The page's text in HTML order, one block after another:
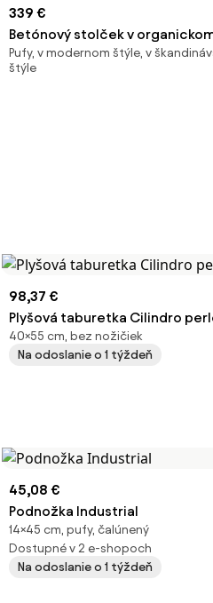
339 €
Betónový stolček v
Staffa
Pufy, v modernom štýle, v
štýle
98,37 €
Plyšová taburetka Cilindro
40×55 cm, bez nožičiek
Na odoslanie o 1 týždeň
45,08 €
Podnožka Industrial
14×45 cm, pufy, čalúnený
Dostupné v 2 e-shopoch
Na odoslanie o 1 týždeň